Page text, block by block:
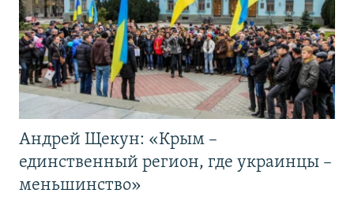
Андрей Щекун: «Крым –
единственный регион, где украинцы –
меньшинство»